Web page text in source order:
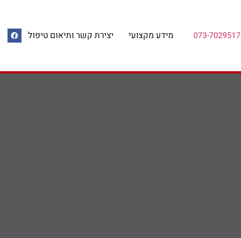
073-7029517 מידע מקצועי יצירת קשר ותיאום טיפול